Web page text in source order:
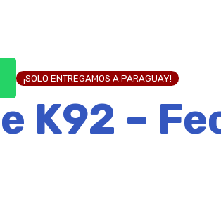
¡SOLO ENTREGAMOS A PARAGUAY!
K92 –